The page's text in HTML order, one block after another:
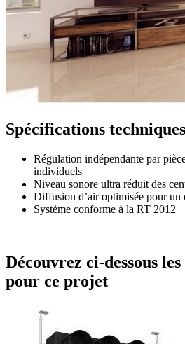
Spécifications
Régulation indépendante par
individuels
Niveau sonore ultra réduit des
Diffusion d’air optimisée pour un
Système conforme à la RT 2012
Découvrez ci-dessous
pour ce projet